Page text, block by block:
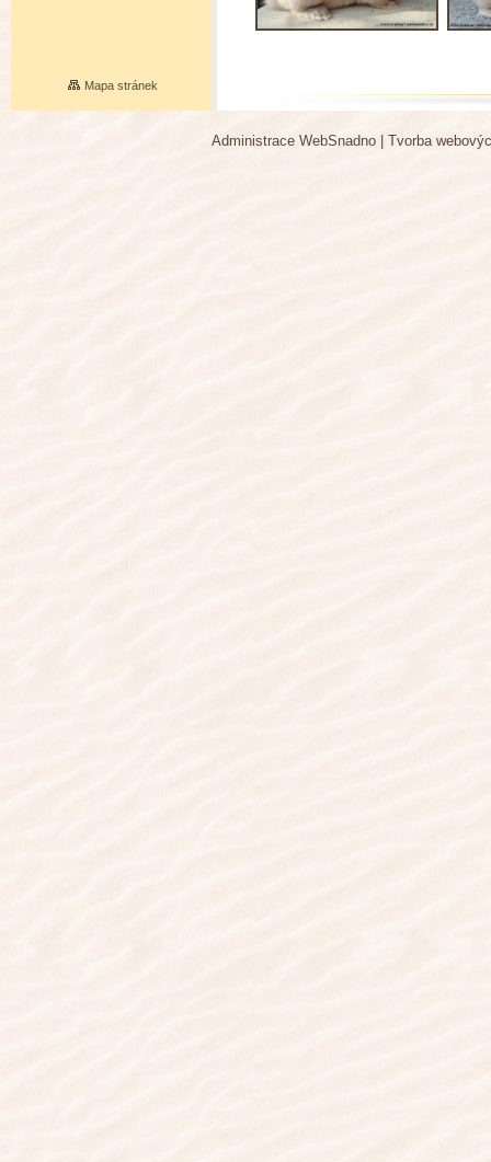
Mapa stránek
Administrace WebSnadno Tvorba